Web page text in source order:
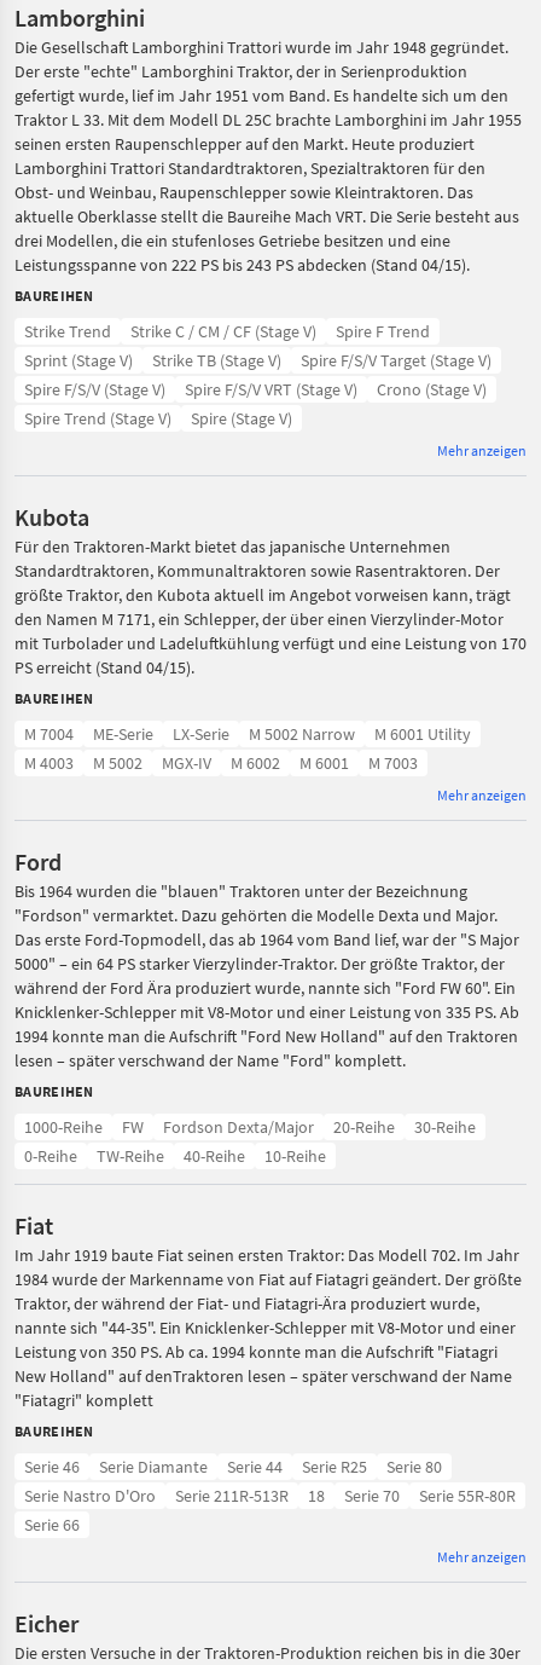
Lamborghini
Die Gesellschaft Lamborghini Trattori wurde im Jahr 1948 gegründet.
Der erste "echte" Lamborghini Traktor, der in Serienproduktion
gefertigt wurde, lief im Jahr 1951 vom Band. Es handelte sich um den
Traktor L 33. Mit dem Modell DL 25C brachte Lamborghini im Jahr 1955
seinen ersten Raupenschlepper auf den Markt. Heute produziert
Lamborghini Trattori Standardtraktoren, Spezialtraktoren für den
Obst- und Weinbau, Raupenschlepper sowie Kleintraktoren. Das
aktuelle Oberklasse stellt die Baureihe Mach VRT. Die Serie besteht aus
drei Modellen, die ein stufenloses Getriebe besitzen und eine
Leistungsspanne von 222 PS bis 243 PS abdecken (Stand 04/15).
BAUREIHEN
Strike Trend Strike C / CM / CF (Stage V)
Spire F Trend
Sprint (Stage V)
Strike TB (Stage V)
Spire F/S/V Target (Stage V)
Spire F/S/V (Stage V)
Spire F/S/V VRT (Stage V)
Crono (Stage V)
Spire Trend (Stage V)
Spire (Stage V)
Mehr anzeigen
Kubota
Für den Traktoren-Markt bietet das japanische Unternehmen
Standardtraktoren, Kommunaltraktoren sowie Rasentraktoren. Der
größte Traktor, den Kubota aktuell im Angebot vorweisen kann, trägt
den Namen M 7171, ein Schlepper, der über einen Vierzylinder-Motor
mit Turbolader und Ladeluftkühlung verfügt und eine Leistung von 170
PS erreicht (Stand 04/15).
BAUREIHEN
M 7004 ME-Serie LX-Serie M 5002 Narrow
M 6001 Utility
M 4003
M 5002 MGX-IV M 6002 M 6001 M 7003
Mehr anzeigen
Ford
Bis 1964 wurden die "blauen" Traktoren unter der Bezeichnung
"Fordson" vermarktet. Dazu gehörten die Modelle Dexta und Major.
Das erste Ford-Topmodell, das ab 1964 vom Band lief, war der "S Major
5000" – ein 64 PS starker Vierzylinder-Traktor. Der größte Traktor, der
während der Ford Ära produziert wurde, nannte sich "Ford FW 60". Ein
Knicklenker-Schlepper mit V8-Motor und einer Leistung von 335 PS. Ab
1994 konnte man die Aufschrift "Ford New Holland" auf den Traktoren
lesen – später verschwand der Name "Ford" komplett.
BAUREIHEN
1000-Reihe FW Fordson Dexta/Major 20-Reihe
30-Reihe
0-Reihe
TW-Reihe 40-Reihe 10-Reihe
Fiat
Im Jahr 1919 baute Fiat seinen ersten Traktor: Das Modell 702. Im Jahr
1984 wurde der Markenname von Fiat auf Fiatagri geändert. Der größte
Traktor, der während der Fiat- und Fiatagri-Ära produziert wurde,
nannte sich "44-35". Ein Knicklenker-Schlepper mit V8-Motor und einer
Leistung von 350 PS. Ab ca. 1994 konnte man die Aufschrift "Fiatagri
New Holland" auf denTraktoren lesen – später verschwand der Name
"Fiatagri" komplett
BAUREIHEN
Serie 46 Serie Diamante Serie 44 Serie R25
Serie 80
Serie Nastro D'Oro
Serie 211R-513R 18 Serie 70
Serie 55R-80R
Serie 66
Mehr anzeigen
Eicher
Die ersten Versuche in der Traktoren-Produktion reichen bis in die 30er